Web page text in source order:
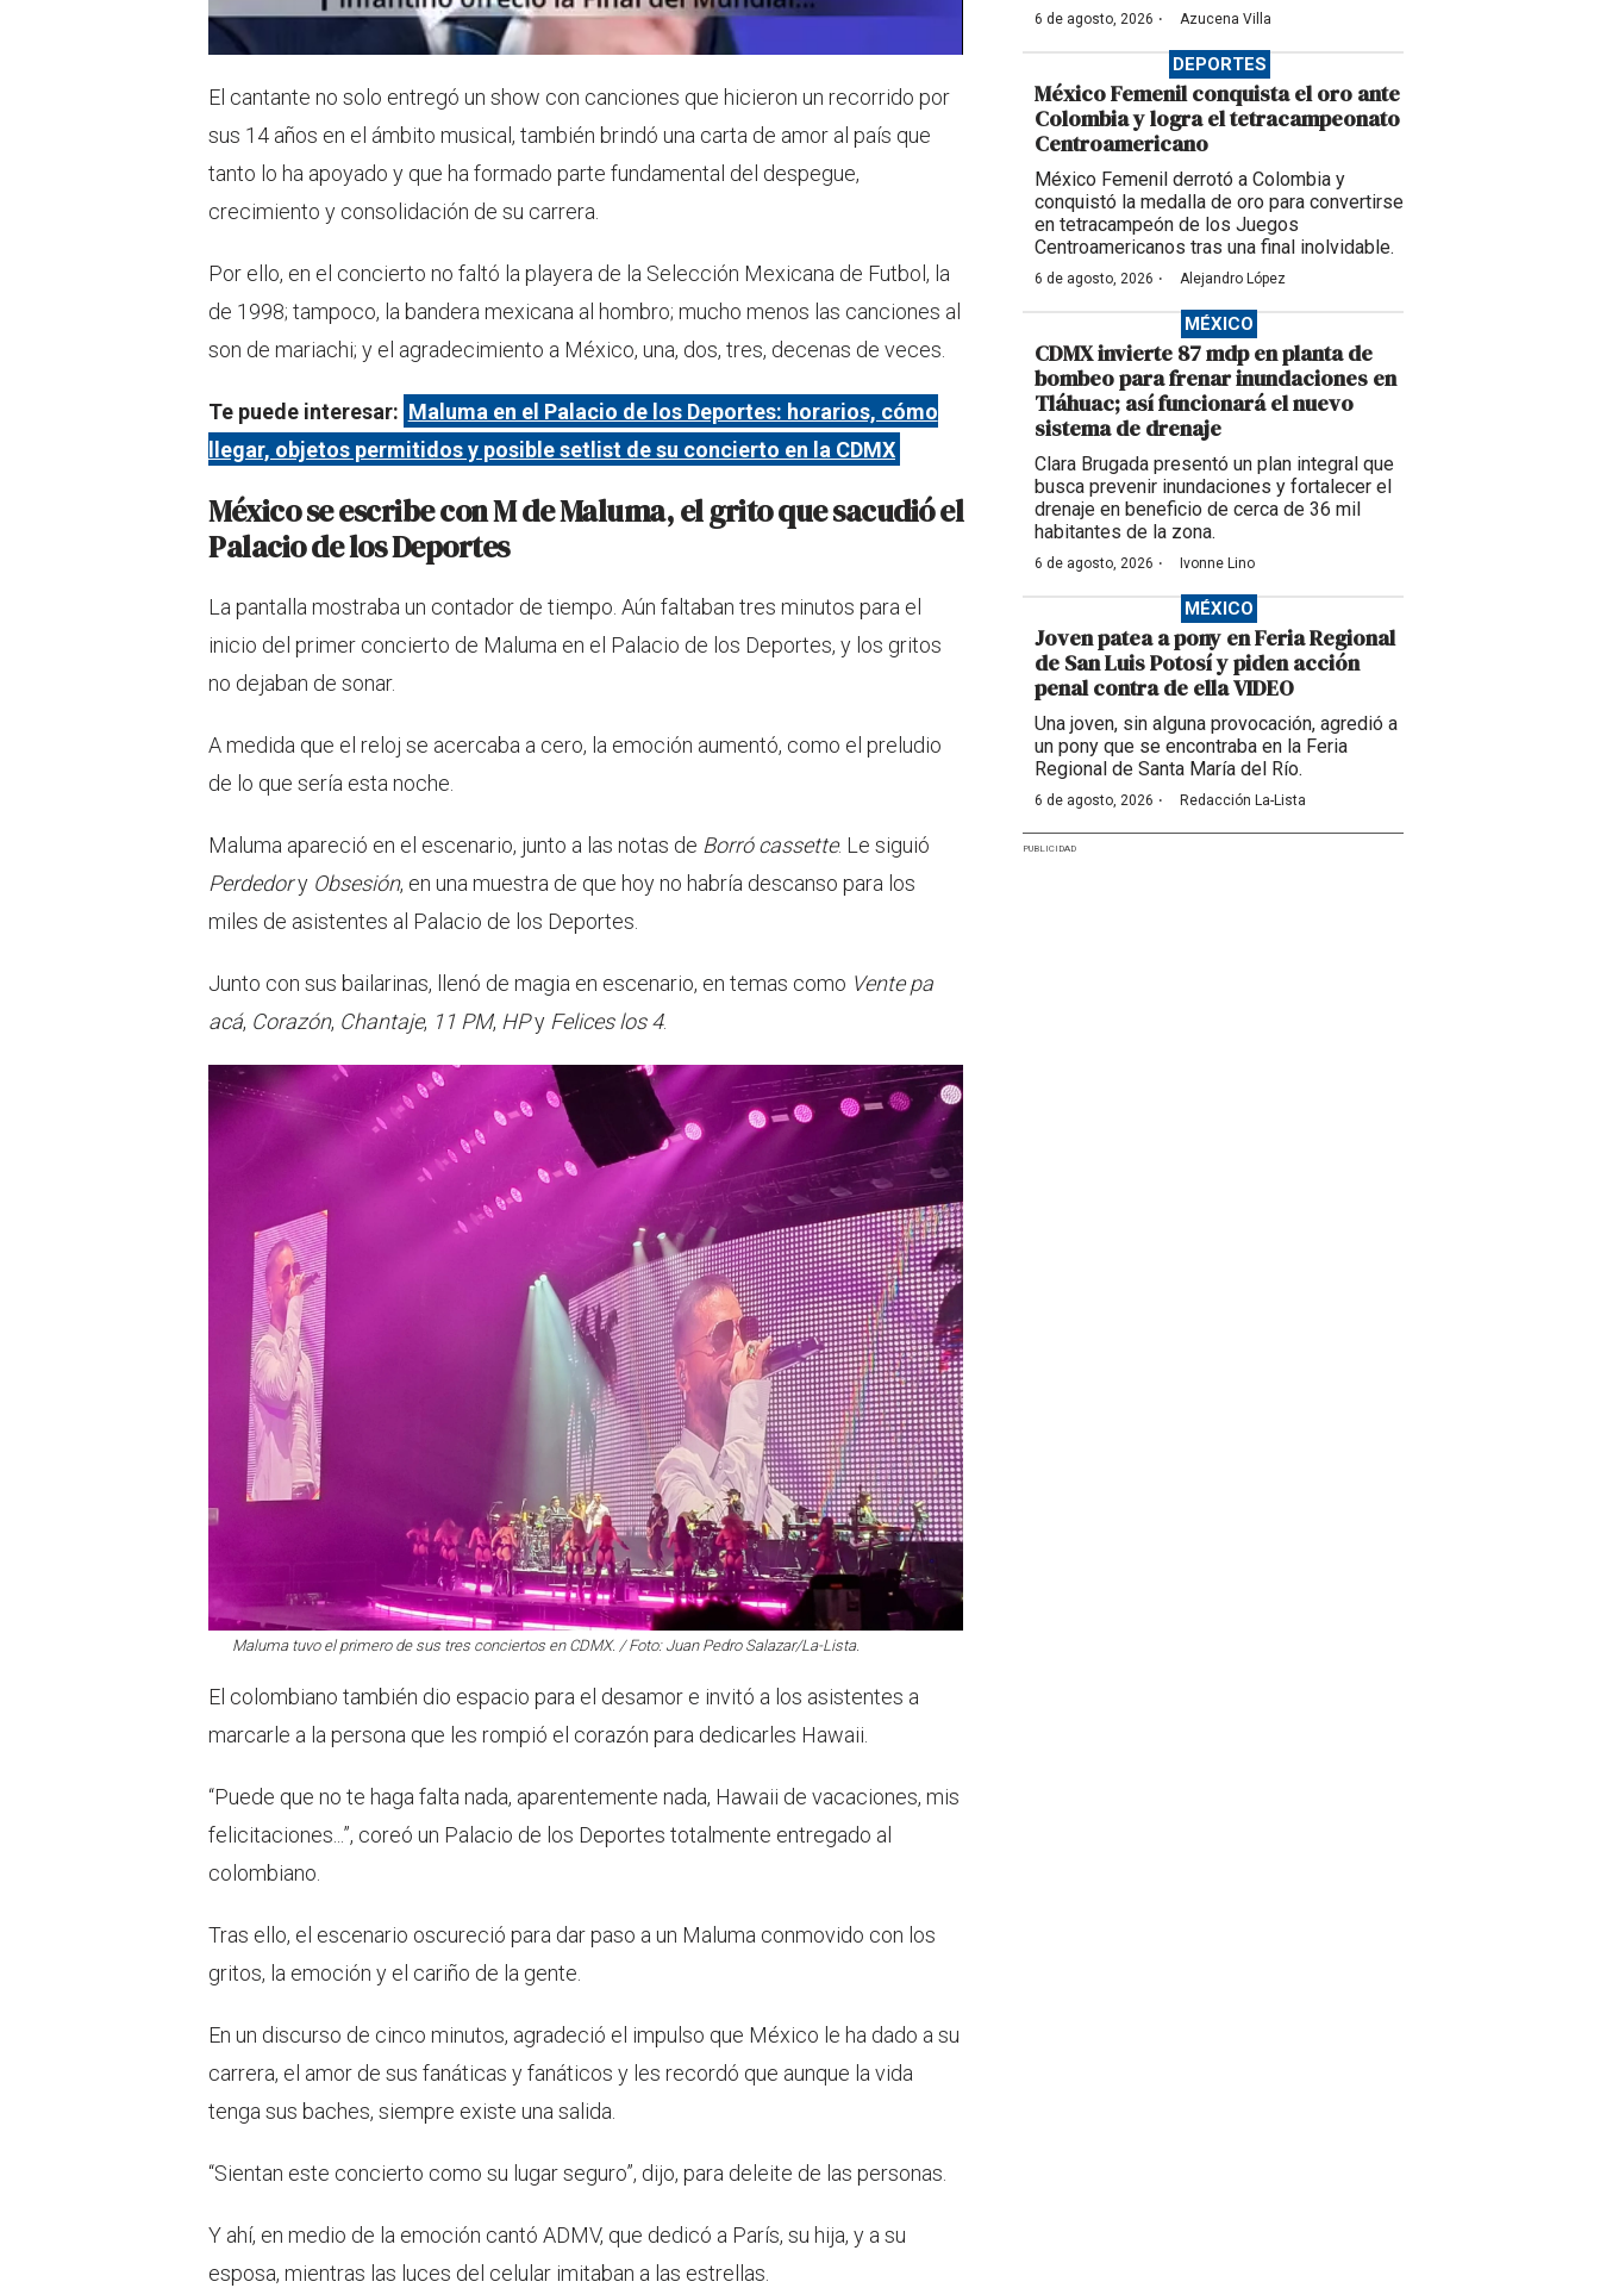
El cantante no solo entregó un show con canciones que hicieron un recorrido por
sus 14 años en el ámbito musical, también brindó una carta de amor al país que
tanto lo ha apoyado y que ha formado parte fundamental del despegue,
crecimiento y consolidación de su carrera.
Por ello, en el concierto no faltó la playera de la Selección Mexicana de Futbol, la
de 1998; tampoco, la bandera mexicana al hombro; mucho menos las canciones al
son de mariachi; y el agradecimiento a México, una, dos, tres, decenas de veces.
Te puede interesar: Maluma en el Palacio de los Deportes: horarios, cómo
llegar, objetos permitidos y posible setlist de su concierto en la CDMX
México se escribe con M de Maluma, el grito que sacudió el
Palacio de los Deportes
La pantalla mostraba un contador de tiempo. Aún faltaban tres minutos para el
inicio del primer concierto de Maluma en el Palacio de los Deportes, y los gritos
no dejaban de sonar.
A medida que el reloj se acercaba a cero, la emoción aumentó, como el preludio
de lo que sería esta noche.
Maluma apareció en el escenario, junto a las notas de Borró cassette. Le siguió
Perdedory Obsesión, en una muestra de que hoy no habría descanso para los
miles de asistentes al Palacio de los Deportes.
Junto con sus bailarinas, llenó de magia en escenario, en temas como Vente pa
acá, Corazón, Chantaje, 11 PM, HPy Felices los 4.
Maluma tuvo el primero de sus tres conciertos en CDMX. / Foto: Juan Pedro Salazar/La-Lista.
El colombiano también dio espacio para el desamor e invitó a los asistentes a
marcarle a la persona que les rompió el corazón para dedicarles Hawaii.
“Puede que no te haga falta nada, aparentemente nada, Hawaii de vacaciones, mis
felicitaciones...”, coreó un Palacio de los Deportes totalmente entregado al
colombiano.
Tras ello, el escenario oscureció para dar paso a un Maluma conmovido con los
gritos, la emoción y el cariño de la gente.
En un discurso de cinco minutos, agradeció el impulso que México le ha dado a su
carrera, el amor de sus fanáticas y fanáticos y les recordó que aunque la vida
tenga sus baches, siempre existe una salida.
“Sientan este concierto como su lugar seguro”, dijo, para deleite de las personas.
Y ahí, en medio de la emoción cantó ADMV, que dedicó a París, su hija, y a su
esposa, mientras las luces del celular imitaban a las estrellas.
6 de agosto, 2026 · Azucena Villa
DEPORTES
México Femenil conquista el oro ante
Colombia y logra el tetracampeonato
Centroamericano
México Femenil derrotó a Colombia y
conquistó la medalla de oro para convertirse
en tetracampeón de los Juegos
Centroamericanos tras una final inolvidable.
6 de agosto, 2026 · Alejandro López
MÉXICO
CDMX invierte 87 mdp en planta de
bombeo para frenar inundaciones en
Tláhuac; así funcionará el nuevo
sistema de drenaje
Clara Brugada presentó un plan integral que
busca prevenir inundaciones y fortalecer el
drenaje en beneficio de cerca de 36 mil
habitantes de la zona.
6 de agosto, 2026 · Ivonne Lino
MÉXICO
Joven patea a pony en Feria Regional
de San Luis Potosí y piden acción
penal contra de ella VIDEO
Una joven, sin alguna provocación, agredió a
un pony que se encontraba en la Feria
Regional de Santa María del Río.
6 de agosto, 2026 · Redacción La-Lista
PUBLICIDAD